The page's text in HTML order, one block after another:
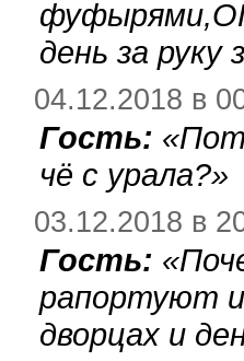
день за
04.12.2018 в
Гость: «
чё с урала?»
03.12.2018 в
Гость: «
рапортуют
дворцах и